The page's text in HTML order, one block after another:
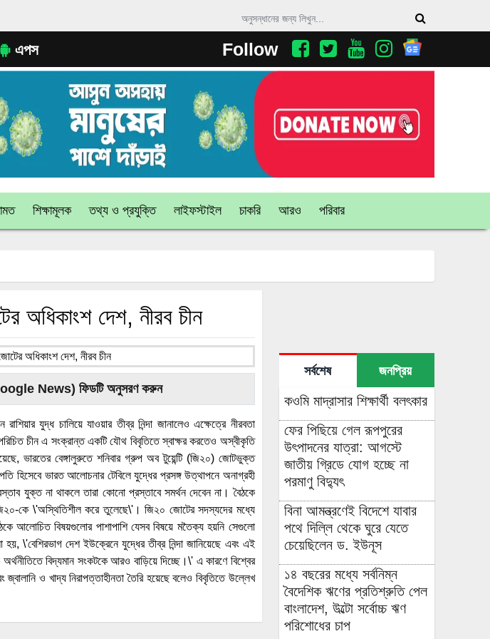
এপস Follow
শিক্ষামূলক তথ্য ও প্রযুক্তি লাইফস্টাইল চাকরি আরও পরিবার
অধিকাংশ দেশ, নীরব চীন
(Google News) ফিডটি অনুসরণ করুন
যুদ্ধ চালিয়ে যাওয়ার তীব্র নিন্দা জানালেও এক্ষেত্রে নীরবতা
পরিচিত চীন এ সংক্রান্ত একটি যৌথ বিবৃতিতে স্বাক্ষর করতেও অস্বীকৃতি
ভারতের বেঙ্গালুরুতে শনিবার গ্রুপ অব টুয়েন্টি (জি২০) জোটভুক্ত
হিসেবে ভারত আলোচনার টেবিলে যুদ্ধের প্রসঙ্গ উত্থাপনে অনাগ্রহী
যুক্ত না থাকলে তারা কোনো প্রস্তাবে সমর্থন দেবেন না। বৈঠকে
জি২০-কে \'অস্থিতিশীল করে তুলেছে\'। জি২০ জোটের সদস্যদের মধ্যে
আলোচিত বিষয়গুলোর পাশাপাশি যেসব বিষয়ে মতৈক্য হয়নি সেগুলো
\'বেশিরভাগ দেশ ইউক্রেনে যুদ্ধের তীব্র নিন্দা জানিয়েছে এবং এই
বিদ্যমান সংকটকে আরও বাড়িয়ে দিচ্ছে।\' এ কারণে বিশ্বের
ও খাদ্য নিরাপত্তাহীনতা তৈরি হয়েছে বলেও বিবৃতিতে উল্লেখ
সর্বশেষ জনপ্রিয়
কওমি মাদ্রাসার শিক্ষার্থী বলৎকার
ফের পিছিয়ে গেল রূপপুরের
উৎপাদনের যাত্রা: আগস্টে
জাতীয় গ্রিডে যোগ হচ্ছে না
পরমাণু বিদ্যুৎ
বিনা আমন্ত্রণেই বিদেশে যাবার
পথে দিল্লি থেকে ঘুরে যেতে
চেয়েছিলেন ড. ইউনূস
১৪ বছরের মধ্যে সর্বনিম্ন
বৈদেশিক ঋণের প্রতিশ্রুতি পেল
বাংলাদেশ, উল্টো সর্বোচ্চ ঋণ
পরিশোধের চাপ